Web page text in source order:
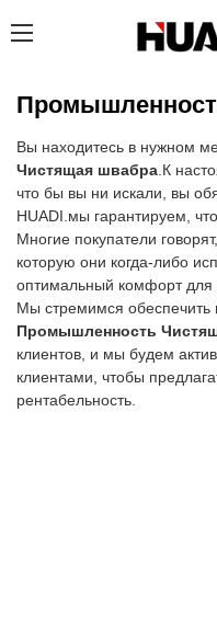
Вы находитесь в нужном
Чистящая швабра.К
что бы вы ни искали, вы
HUADI.мы гарантируем,
Многие покупатели
которую они когда-либо
оптимальный комфорт для
Мы стремимся обеспечить
Промышленность
клиентов, и мы будем
клиентами, чтобы
рентабельность.